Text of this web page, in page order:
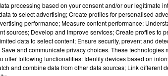
- Antoine Helbert
processing based on your consent and/or our legitimate
to select advertising; Create profiles for personalised
performance; Measure content performance;
sources; Develop and improve services; Create profiles to
data to select content; Ensure security, prevent and
and communicate privacy choices. These technologies
offer following functionalities: Identify devices based on
and combine data from other data sources; Link different